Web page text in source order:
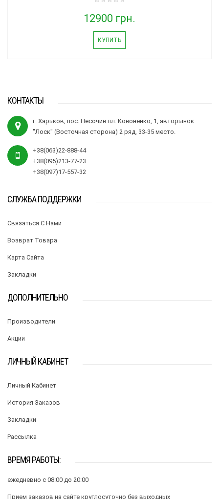
12900 грн.
КУПИТЬ
КОНТАКТЫ
г. Харьков, пос. Песочин пл. Кононенко, 1, авторынок
"Лоск" (Восточная сторона) 2 ряд, 33-35 место.
+38(063)22-888-44
+38(095)213-77-23
+38(097)17-557-32
СЛУЖБА ПОДДЕРЖКИ
Связаться С Нами
Возврат Товара
Карта Сайта
Закладки
ДОПОЛНИТЕЛЬНО
Производители
Акции
ЛИЧНЫЙ КАБИНЕТ
Личный Кабинет
История Заказов
Закладки
Рассылка
ВРЕМЯ РАБОТЫ:
ежедневно с 08:00 до 20:00
Прием заказов на сайте круглосуточно без выходных